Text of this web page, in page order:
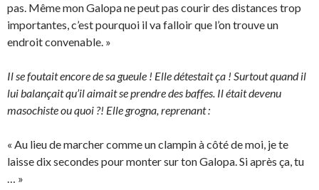
pas. Même mon Galopa ne peut pas courir des distances trop
importantes, c’est pourquoi il va falloir que l’on trouve un
endroit convenable. »
Il se foutait encore de sa gueule ! Elle détestait ça ! Surtout quand il
lui balançait qu’il aimait se prendre des baffes. Il était devenu
masochiste ou quoi ?! Elle grogna, reprenant :
« Au lieu de marcher comme un clampin à côté de moi, je te
laisse dix secondes pour monter sur ton Galopa. Si après ça, tu
… »